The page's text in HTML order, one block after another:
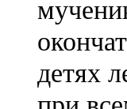
детях